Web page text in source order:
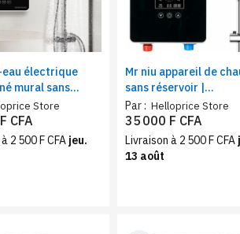
électrique
mural sans
Store
CFA
2 500 F CFA jeu.
Mr niu appareil de
sans réservoir |
chauffe‑eau instantané
électrique écran LED –
6 000 W, douche,
Par : Helloprice Store
35 000 F CFA
Livraison à 2 500 F CFA
13 août